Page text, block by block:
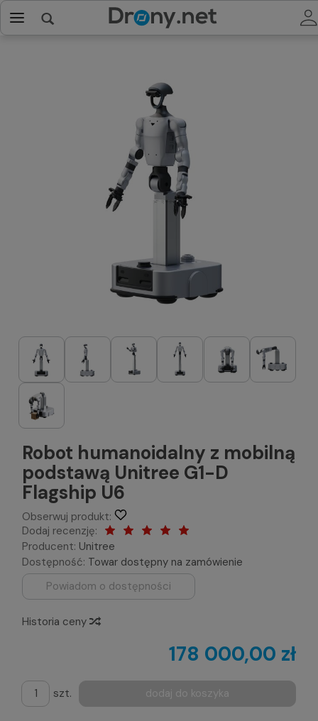
Robot humanoidalny z mobilną
podstawą Unitree G1-D
Flagship U6
Obserwuj produkt:
Dodaj recenzję:
Producent: Unitree
Dostępność: Towar dostępny na zamówienie
Powiadom o dostępności
Historia ceny
178 000,00 zł
szt. dodaj do koszyka